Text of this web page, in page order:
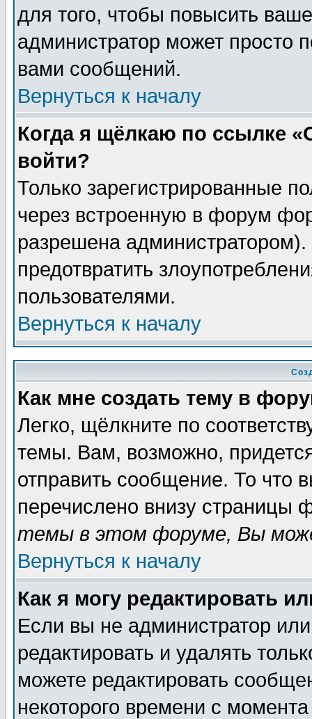
для того, чтобы повысить
администратор может просто
вами сообщений.
Вернуться к началу
Когда я щёлкаю по ссылке
войти?
Только зарегистрированные
через встроенную в форум
разрешена
предотвратить
пользователями.
Вернуться к началу
Как мне создать тему в
Легко, щёлкните по
темы. Вам, возможно,
отправить сообщение. То что
перечислено внизу страницы
темы в этом форуме, Вы
Вернуться к началу
Как я могу редактировать
Если вы не администратор
редактировать и удалять
можете редактировать
некоторого времени с